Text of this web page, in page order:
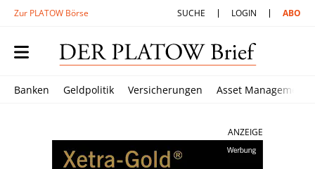
Zur PLATOW Börse SUCHE LOGIN ABO
Banken Geldpolitik Versicherungen Asset Management
ANZEIGE